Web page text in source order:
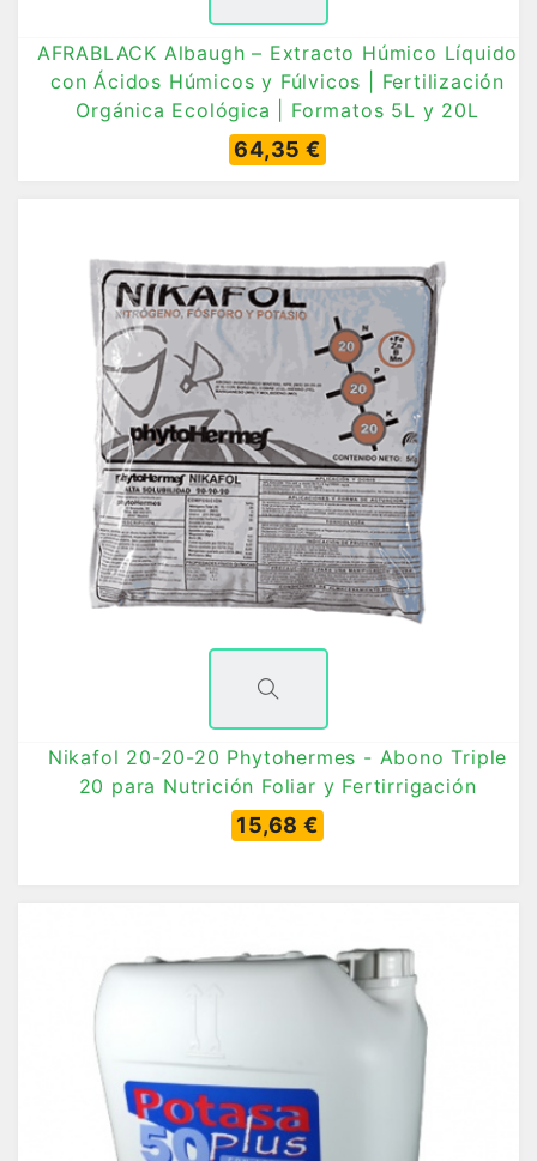
AFRABLACK Albaugh – Extracto Húmico Líquido
con Ácidos Húmicos y Fúlvicos | Fertilización
Orgánica Ecológica | Formatos 5L y 20L
64,35 €
Nikafol 20-20-20 Phytohermes - Abono Triple
20 para Nutrición Foliar y Fertirrigación
15,68 €